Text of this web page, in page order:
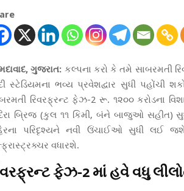
ગુજરાત: કલ્પના કરો કે તમે સાબરમતી
સ્ટેડિયમના ભવ્ય પ્રવેશદ્વાર સુધી
રિવરફ્રન્ટ ફેઝ-2 રૂ. ૧૨૦૦ કરોડના
બ્રિજ (કુલ ૧૧ કિમી, બંને બાજુઓ સહીત)
પરિદૃશ્યને નવી ઉંચાઈઓ સુધી લઈ
વધારશે.
ફેઝ-2 માંહવે વધુ